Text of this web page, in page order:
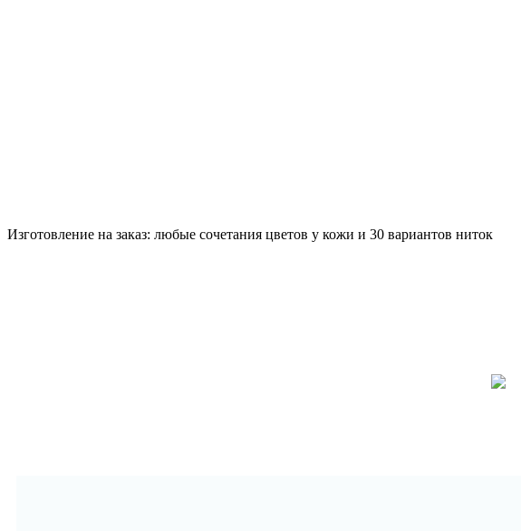
Изготовление на заказ: любые сочетания цветов у кожи и 30 вариантов ниток